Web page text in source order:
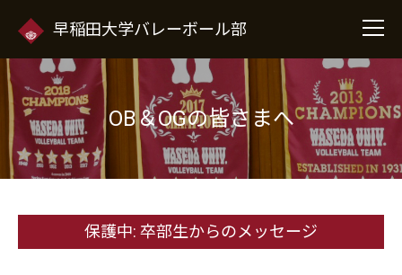
早稲田大学バレーボール部
OB＆OGの皆さまへ
保護中: 卒部生からのメッセージ